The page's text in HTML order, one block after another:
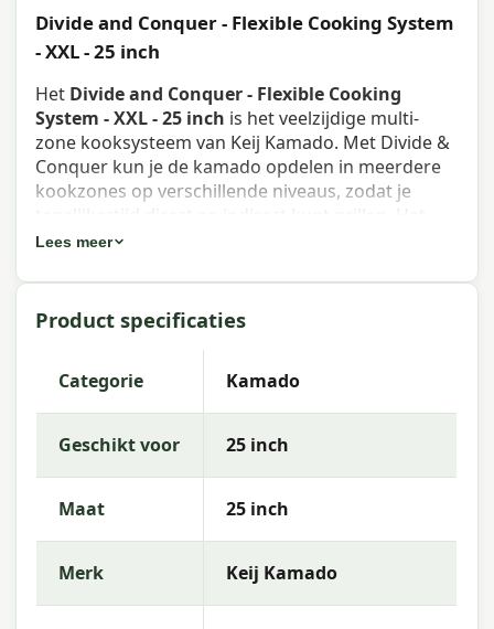
Divide and Conquer - Flexible Cooking System
- XXL - 25 inch
Het Divide and Conquer - Flexible Cooking
System - XXL - 25 inch is het veelzijdige multi-
zone kooksysteem van Keij Kamado. Met Divide &
Conquer kun je de kamado opdelen in meerdere
kookzones op verschillende niveaus, zodat je
tegelijkertijd direct en indirect kunt grillen. Het
systeem bestaat uit een splitter, roosters en
meerdere hoogtes plaatst.
Eigenschappen Divide and Conquer -
Flexible Cooking System - XXL - 25
inch
Merk: Keij Kamado
Compatibel met
: Keij Kamado van de
bijbehorende maat
Lees meer
Product specificaties
Categorie Kamado
Geschikt voor 25 inch
Maat 25 inch
Merk Keij Kamado